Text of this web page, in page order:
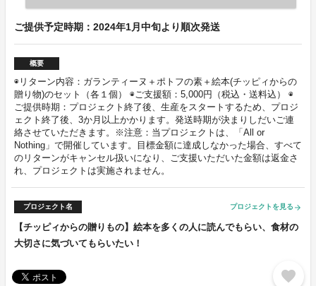
ご提供予定時期：2024年1月中旬より順次発送
概要
◉リターン内容：ガランティーヌ＋ポトフの素＋絵本(チッピィからの
贈り物)のセット（各１個） ◉ご支援額：5,000円（税込・送料込） ◉
ご提供時期：プロジェクト終了後、生産をスタートするため、プロジ
ェクト終了後、3か月以上かかります。発送時期が決まりしだいご連
絡させていただきます。※注意：当プロジェクトは、「All or
Nothing」で開催しています。目標金額に達成しなかった場合、すべて
のリターンがキャンセル扱いになり、ご支援いただいた金額は返金さ
れ、プロジェクトは実施されません。
プロジェクト名 プロジェクトを見る arrow_forward
【チッピィからの贈りもの】絵本を多くの人に読んでもらい、食材の
大切さに気づいてもらいたい！
favorite